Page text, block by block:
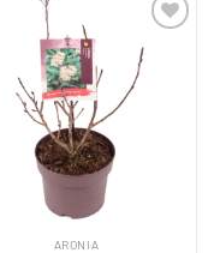
Toevoegen
aan
verlanglijst
ARONIA